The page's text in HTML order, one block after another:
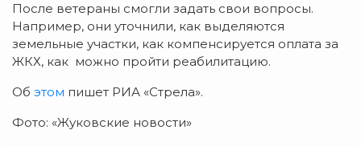
После ветераны смогли задать свои вопросы.
Например, они уточнили, как выделяются
земельные участки, как компенсируется оплата за
ЖКХ, как можно пройти реабилитацию.
Об этом пишет РИА «Стрела».
Фото: «Жуковские новости»